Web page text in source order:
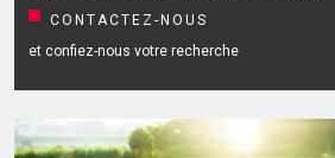
CONTACTEZ-NOUS
et confiez-nous votre recherche